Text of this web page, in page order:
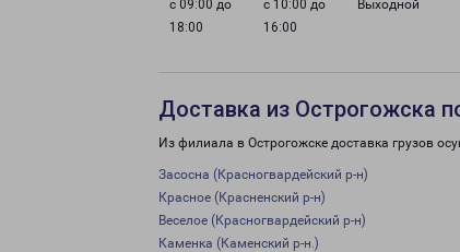
с 09:00 до
18:00
с 10:00 до
16:00
Выходной
Доставка из Острогожска
Из филиала в Острогожске доставка грузов
Засосна (Красногвардейский р-н)
Красное (Красненский р-н)
Веселое (Красногвардейский р-н)
Каменка (Каменский р-н.)